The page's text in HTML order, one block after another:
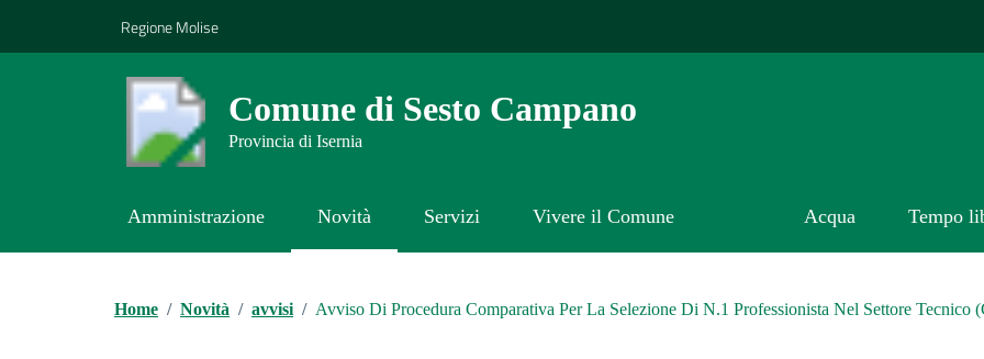
Regione Molise
Comune di Sesto Campano
Provincia di Isernia
Amministrazione Novità Servizi Vivere il Comune Acqua Tempo
Home / Novità / avvisi / Avviso Di Procedura Comparativa Per La Selezione Di N.1 Professionista Nel Settore